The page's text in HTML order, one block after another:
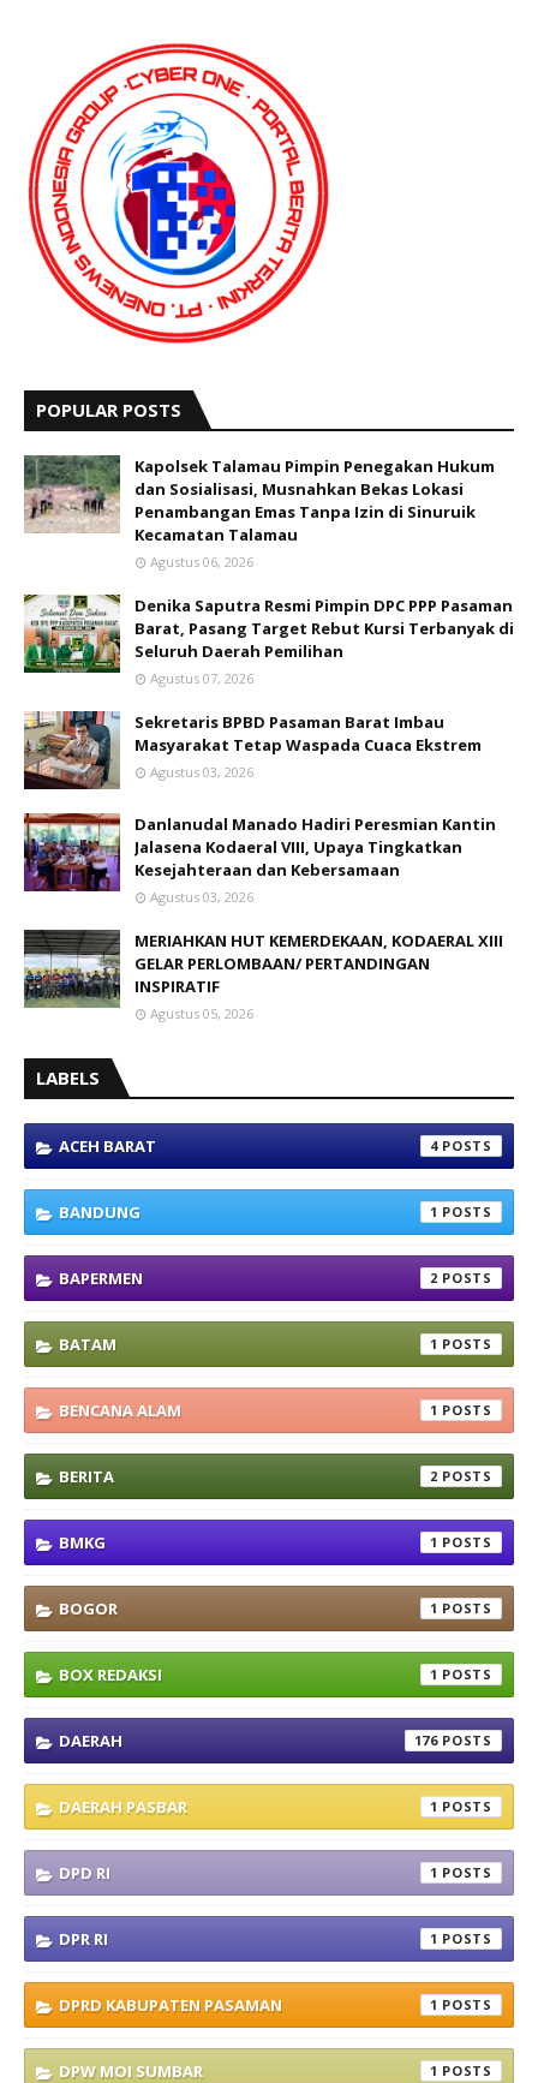
POPULAR POSTS
Kapolsek Talamau Pimpin Penegakan Hukum
dan Sosialisasi, Musnahkan Bekas Lokasi
Penambangan Emas Tanpa Izin di Sinuruik
Kecamatan Talamau
Agustus 06, 2026
Denika Saputra Resmi Pimpin DPC PPP Pasaman
Barat, Pasang Target Rebut Kursi Terbanyak di
Seluruh Daerah Pemilihan
Agustus 07, 2026
Sekretaris BPBD Pasaman Barat Imbau
Masyarakat Tetap Waspada Cuaca Ekstrem
Agustus 03, 2026
Danlanudal Manado Hadiri Peresmian Kantin
Jalasena Kodaeral VIII, Upaya Tingkatkan
Kesejahteraan dan Kebersamaan
Agustus 03, 2026
MERIAHKAN HUT KEMERDEKAAN, KODAERAL XIII
GELAR PERLOMBAAN/ PERTANDINGAN
INSPIRATIF
Agustus 05, 2026
LABELS
ACEH BARAT 4
BANDUNG 1
BAPERMEN 2
BATAM 1
BENCANA ALAM 1
BERITA 2
BMKG 1
BOGOR 1
BOX REDAKSI 1
DAERAH 176
DAERAH PASBAR 1
DPD RI 1
DPR RI 1
DPRD KABUPATEN PASAMAN 1
DPW MOI SUMBAR 1